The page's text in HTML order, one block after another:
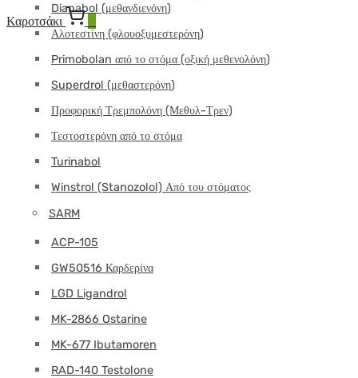
Dianabol (μεθανδιενόνη)
Αλοτεστίνη (φλουοξυμεστερόνη)
Primobolan από το στόμα (οξική μεθενολόνη)
Superdrol (μεθαστερόνη)
Προφορική Τρεμπολόνη (Μεθυλ-Τρεν)
Τεστοστερόνη από το στόμα
Turinabol
Winstrol (Stanozolol) Από του στόματος
SARM
ACP-105
GW50516 Καρδερίνα
LGD Ligandrol
MK-2866 Ostarine
MK-677 Ibutamoren
RAD-140 Testolone
Καροτσάκι